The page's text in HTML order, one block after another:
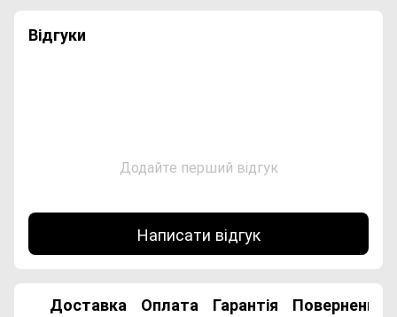
Відгуки
Додайте перший відгук
Написати відгук
Доставка Оплата Гарантія Повернення